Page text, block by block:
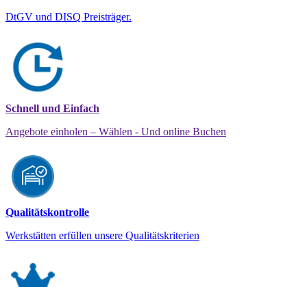
DtGV und DISQ Preisträger.
Schnell und Einfach
Angebote einholen – Wählen - Und online Buchen
Qualitätskontrolle
Werkstätten erfüllen unsere Qualitätskriterien